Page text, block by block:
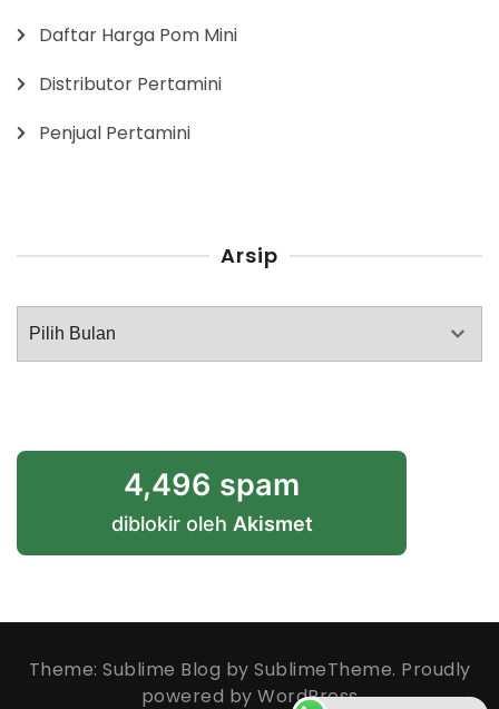
Daftar Harga Pom Mini
Distributor Pertamini
Penjual Pertamini
Arsip
Arsip
4,496 spam
diblokir oleh Akismet
Theme: Sublime Blog by SublimeTheme. Proudly
powered by WordPress